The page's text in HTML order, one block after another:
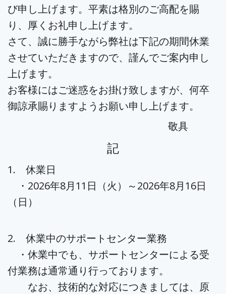
び申し上げます。平素は格別のご高配を賜
り、厚くお礼申し上げます。
さて、誠に勝手ながら弊社は下記の期間休業
させていただきますので、謹んでご案内申し
上げます。
お客様にはご迷惑をお掛け致しますが、何卒
御諒承賜りますようお願い申し上げます。
敬具
記
1. 休業日
・2026年8月11日（火）～2026年8月16日
（日）
2. 休業中のサポートセンター業務
・休業中でも、サポートセンターによる受
付業務は通常通り行っております。
なお、技術的な対応につきましては、原